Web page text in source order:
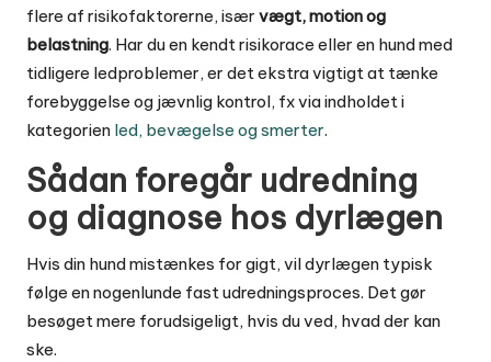
flere af risikofaktorerne, især vægt, motion og
belastning. Har du en kendt risikorace eller en hund med
tidligere ledproblemer, er det ekstra vigtigt at tænke
forebyggelse og jævnlig kontrol, fx via indholdet i
kategorien led, bevægelse og smerter.
Sådan foregår udredning
og diagnose hos dyrlægen
Hvis din hund mistænkes for gigt, vil dyrlægen typisk
følge en nogenlunde fast udredningsproces. Det gør
besøget mere forudsigeligt, hvis du ved, hvad der kan
ske.